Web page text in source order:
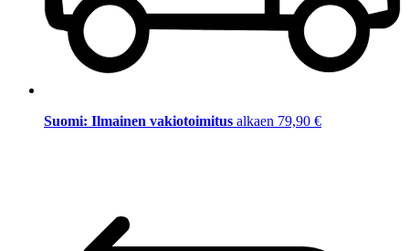
Suomi: Ilmainen vakiotoimitus alkaen 79,90 €